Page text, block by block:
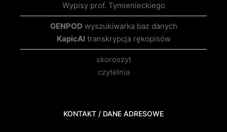
Wypisy prof. Tymienieckiego
GENPOD wyszukiwarka baz danych
KapicAItranskrypcja rękopisów
skoroszyt
czytelnia
KONTAKT / DANE ADRESOWE